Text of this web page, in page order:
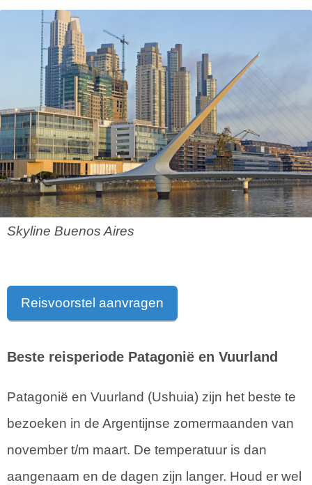
Skyline Buenos Aires
Reisvoorstel aanvragen
Beste reisperiode Patagonië en Vuurland
Patagonië en Vuurland (Ushuia) zijn het beste te
bezoeken in de Argentijnse zomermaanden van
november t/m maart. De temperatuur is dan
aangenaam en de dagen zijn langer. Houd er wel